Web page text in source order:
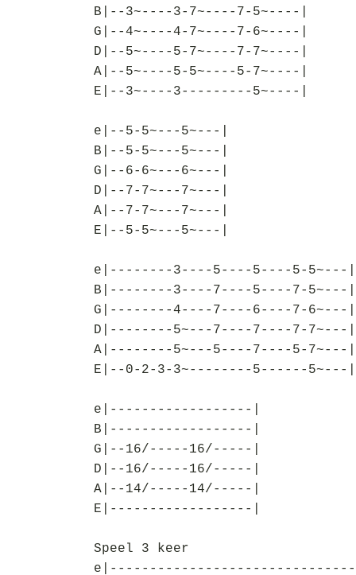
B|--3~----3-7~----7-5~----|
G|--4~----4-7~----7-6~----|
D|--5~----5-7~----7-7~----|
A|--5~----5-5~----5-7~----|
E|--3~----3---------5~----|
e|--5-5~---5~---|
B|--5-5~---5~---|
G|--6-6~---6~---|
D|--7-7~---7~---|
A|--7-7~---7~---|
E|--5-5~---5~---|
e|--------3----5----5----5-5~---|
B|--------3----7----5----7-5~---|
G|--------4----7----6----7-6~---|
D|--------5~---7----7----7-7~---|
A|--------5~---5----7----5-7~---|
E|--0-2-3-3~--------5------5~---|
e|------------------|
B|------------------|
G|--16/-----16/-----|
D|--16/-----16/-----|
A|--14/-----14/-----|
E|------------------|
Speel 3 keer